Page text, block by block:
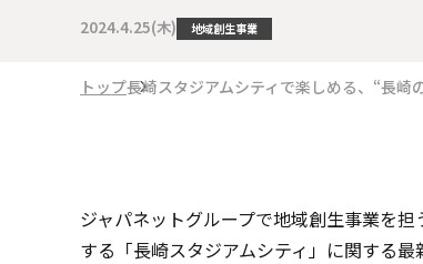
2024.4.25(木) 地域創生事業
トップ長崎スタジアムシティで楽しめる、“長崎
ジャパネットグループで地域創生事業を
する「長崎スタジアムシティ」に関する最